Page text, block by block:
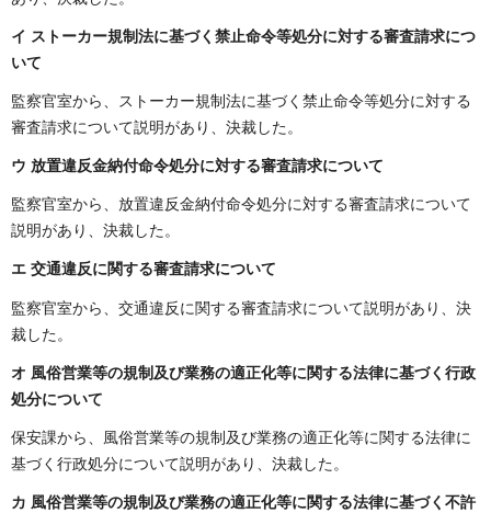
イ ストーカー規制法に基づく禁止命令等処分に対する審査請求につ
いて
監察官室から、ストーカー規制法に基づく禁止命令等処分に対する
審査請求について説明があり、決裁した。
ウ 放置違反金納付命令処分に対する審査請求について
監察官室から、放置違反金納付命令処分に対する審査請求について
説明があり、決裁した。
エ 交通違反に関する審査請求について
監察官室から、交通違反に関する審査請求について説明があり、決
裁した。
オ 風俗営業等の規制及び業務の適正化等に関する法律に基づく行政
処分について
保安課から、風俗営業等の規制及び業務の適正化等に関する法律に
基づく行政処分について説明があり、決裁した。
カ 風俗営業等の規制及び業務の適正化等に関する法律に基づく不許